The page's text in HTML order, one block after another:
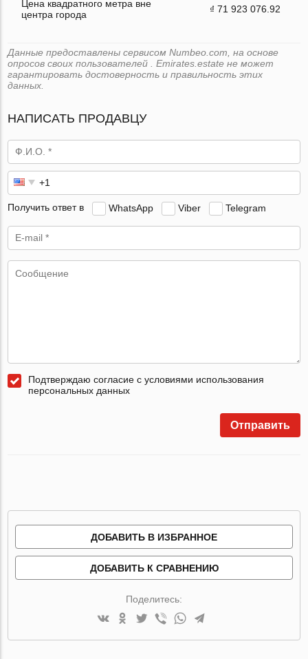
Цена квадратного метра вне
центра города
₫ 71 923 076.92
Данные предоставлены сервисом Numbeo.com, на основе
опросов своих пользователей . Emirates.estate не может
гарантировать достоверность и правильность этих
данных.
НАПИСАТЬ ПРОДАВЦУ
Получить ответ в WhatsApp Viber Telegram
Подтверждаю согласие с условиями использования
персональных данных
Отправить
ДОБАВИТЬ В ИЗБРАННОЕ
ДОБАВИТЬ К СРАВНЕНИЮ
Поделитесь: